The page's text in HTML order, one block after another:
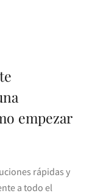
empezar
rápidas y
a todo el